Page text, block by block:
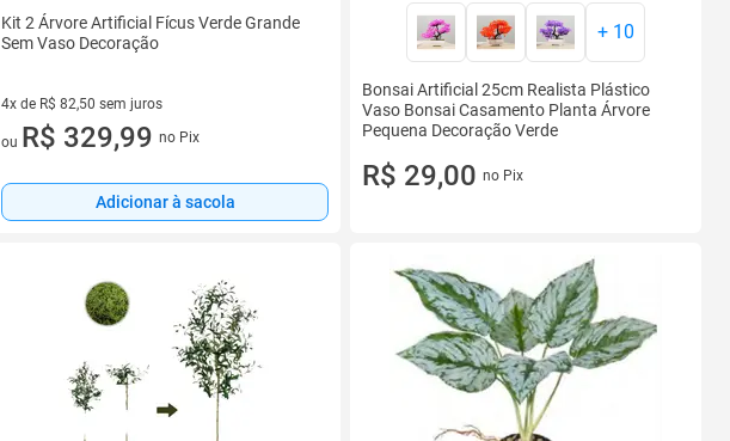
Kit 2 Árvore Artificial Fícus Verde Grande
Sem Vaso Decoração
4x de R$ 82,50 sem juros
4 vez de R$ 82,50 sem juros
ou R$ 329,99 no Pix
Adicionar à sacola
+ 10
Bonsai Artificial 25cm Realista Plástico
Vaso Bonsai Casamento Planta Árvore
Pequena Decoração Verde
R$ 29,00 no Pix